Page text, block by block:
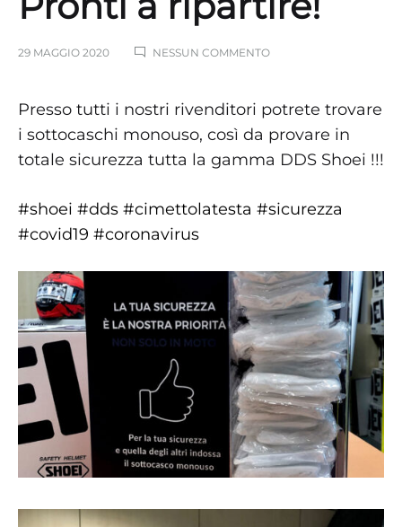
29 MAGGIO 2020 NESSUN COMMENTOSU
Presso tutti i nostri rivenditori potrete trovare
i sottocaschi monouso, così da provare in
totale sicurezza tutta la gamma DDS Shoei !!!
#shoei #dds #cimettolatesta #sicurezza
#covid19 #coronavirus